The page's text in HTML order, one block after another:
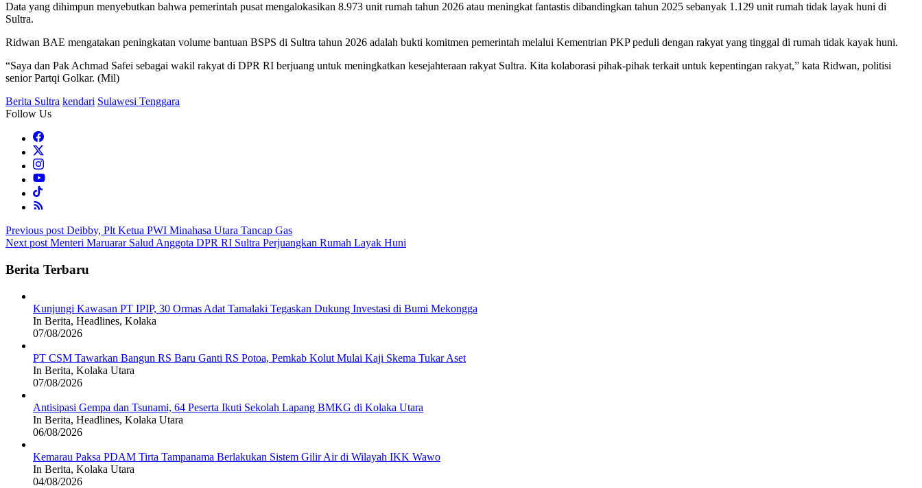
Data yang dihimpun menyebutkan bahwa pemerintah pusat mengalokasikan 8.973 unit rumah tahun 2026 atau meningkat fantastis dibandingkan tahun 2025 sebanyak 1.129 unit rumah tidak layak huni di
Sultra.
Ridwan BAE mengatakan peningkatan volume bantuan BSPS di Sultra tahun 2026 adalah bukti komitmen pemerintah melalui Kementrian PKP peduli dengan rakyat yang tinggal di rumah tidak kayak huni.
“Saya dan Pak Achmad Safei sebagai wakil rakyat di DPR RI berjuang untuk meningkatkan kesejahteraan rakyat Sultra. Kita kolaborasi pihak-pihak terkait untuk kepentingan rakyat,” kata Ridwan, politisi
senior Partqi Golkar. (Mil)
Berita Sultra kendari Sulawesi Tenggara
Follow Us
Post
navigation
Previous post Deibby, Plt Ketua PWI Minahasa Utara Tancap Gas
Next post Menteri Maruarar Salud Anggota DPR RI Sultra Perjuangkan Rumah Layak Huni
Berita Terbaru
Kunjungi Kawasan PT IPIP, 30 Ormas Adat Tamalaki Tegaskan Dukung Investasi di Bumi Mekongga
In Berita, Headlines, Kolaka
07/08/2026
PT CSM Tawarkan Bangun RS Baru Ganti RS Potoa, Pemkab Kolut Mulai Kaji Skema Tukar Aset
In Berita, Kolaka Utara
07/08/2026
Antisipasi Gempa dan Tsunami, 64 Peserta Ikuti Sekolah Lapang BMKG di Kolaka Utara
In Berita, Headlines, Kolaka Utara
06/08/2026
Kemarau Paksa PDAM Tirta Tampanama Berlakukan Sistem Gilir Air di Wilayah IKK Wawo
In Berita, Kolaka Utara
04/08/2026